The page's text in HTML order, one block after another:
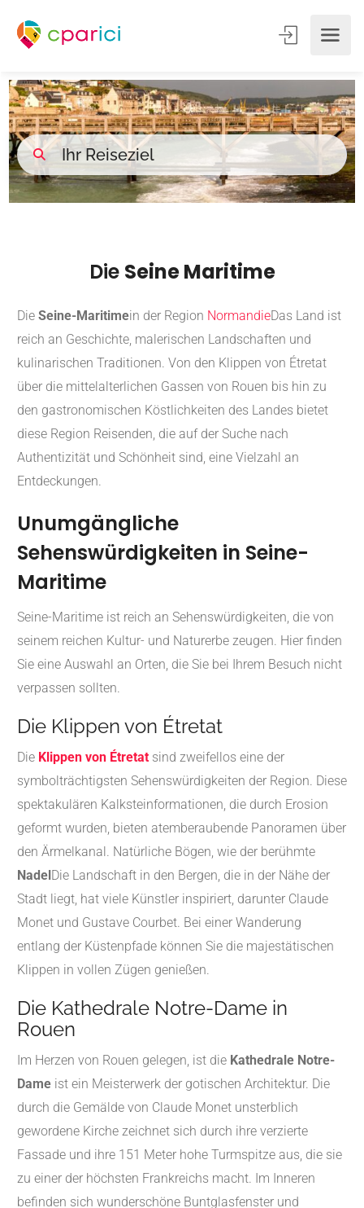
Die Seine Maritime
Die Seine-Maritimein der Region NormandieDas Land ist
reich an Geschichte, malerischen Landschaften und
kulinarischen Traditionen. Von den Klippen von Étretat
über die mittelalterlichen Gassen von Rouen bis hin zu
den gastronomischen Köstlichkeiten des Landes bietet
diese Region Reisenden, die auf der Suche nach
Authentizität und Schönheit sind, eine Vielzahl an
Entdeckungen.
Unumgängliche
Sehenswürdigkeiten in Seine-
Maritime
Seine-Maritime ist reich an Sehenswürdigkeiten, die von
seinem reichen Kultur- und Naturerbe zeugen. Hier finden
Sie eine Auswahl an Orten, die Sie bei Ihrem Besuch nicht
verpassen sollten.
Die Klippen von Étretat
Die Klippen von Étretat sind zweifellos eine der
symbolträchtigsten Sehenswürdigkeiten der Region. Diese
spektakulären Kalksteinformationen, die durch Erosion
geformt wurden, bieten atemberaubende Panoramen über
den Ärmelkanal. Natürliche Bögen, wie der berühmte
NadelDie Landschaft in den Bergen, die in der Nähe der
Stadt liegt, hat viele Künstler inspiriert, darunter Claude
Monet und Gustave Courbet. Bei einer Wanderung
entlang der Küstenpfade können Sie die majestätischen
Klippen in vollen Zügen genießen.
Die Kathedrale Notre-Dame in
Rouen
Im Herzen von Rouen gelegen, ist die Kathedrale Notre-
Dame ist ein Meisterwerk der gotischen Architektur. Die
durch die Gemälde von Claude Monet unsterblich
gewordene Kirche zeichnet sich durch ihre verzierte
Fassade und ihre 151 Meter hohe Turmspitze aus, die sie
zu einer der höchsten Frankreichs macht. Im Inneren
befinden sich wunderschöne Buntglasfenster und